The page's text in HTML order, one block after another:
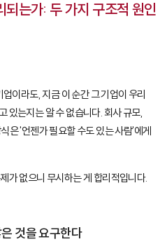
는가: 두 가지 구조적 원인
이라도, 지금 이 순간 그 기업이 우리
있는지는 알 수 없습니다. 회사 규모,
은 '언젠가 필요할 수도 있는 사람'에게
가 없으니 무시하는 게 합리적입니다.
것을 요구한다